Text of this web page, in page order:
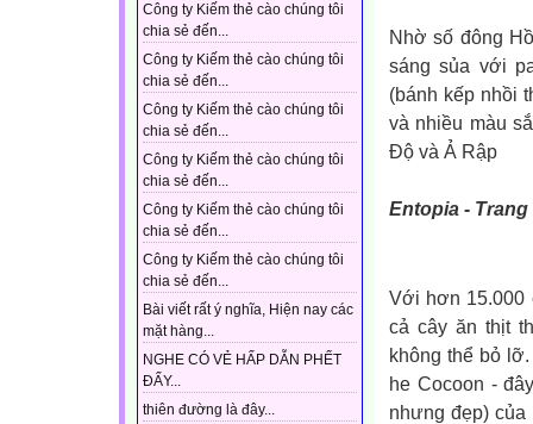
Công ty Kiếm thẻ cào chúng tôi
chia sẻ đến...
Công ty Kiếm thẻ cào chúng tôi
chia sẻ đến...
Công ty Kiếm thẻ cào chúng tôi
chia sẻ đến...
Công ty Kiếm thẻ cào chúng tôi
chia sẻ đến...
Công ty Kiếm thẻ cào chúng tôi
chia sẻ đến...
Công ty Kiếm thẻ cào chúng tôi
chia sẻ đến...
Bài viết rất ý nghĩa, Hiện nay các
mặt hàng...
NGHE CÓ VẺ HẤP DẪN PHẾT
ĐẤY...
thiên đường là đây...
Nhờ số đông
sáng sủa với
(bánh kếp nhồi
và nhiều màu
Độ và Ả Rập
Entopia -
Với hơn 15.000
cả cây ăn thịt
không thể bỏ
he Cocoon -
nhưng đẹp)